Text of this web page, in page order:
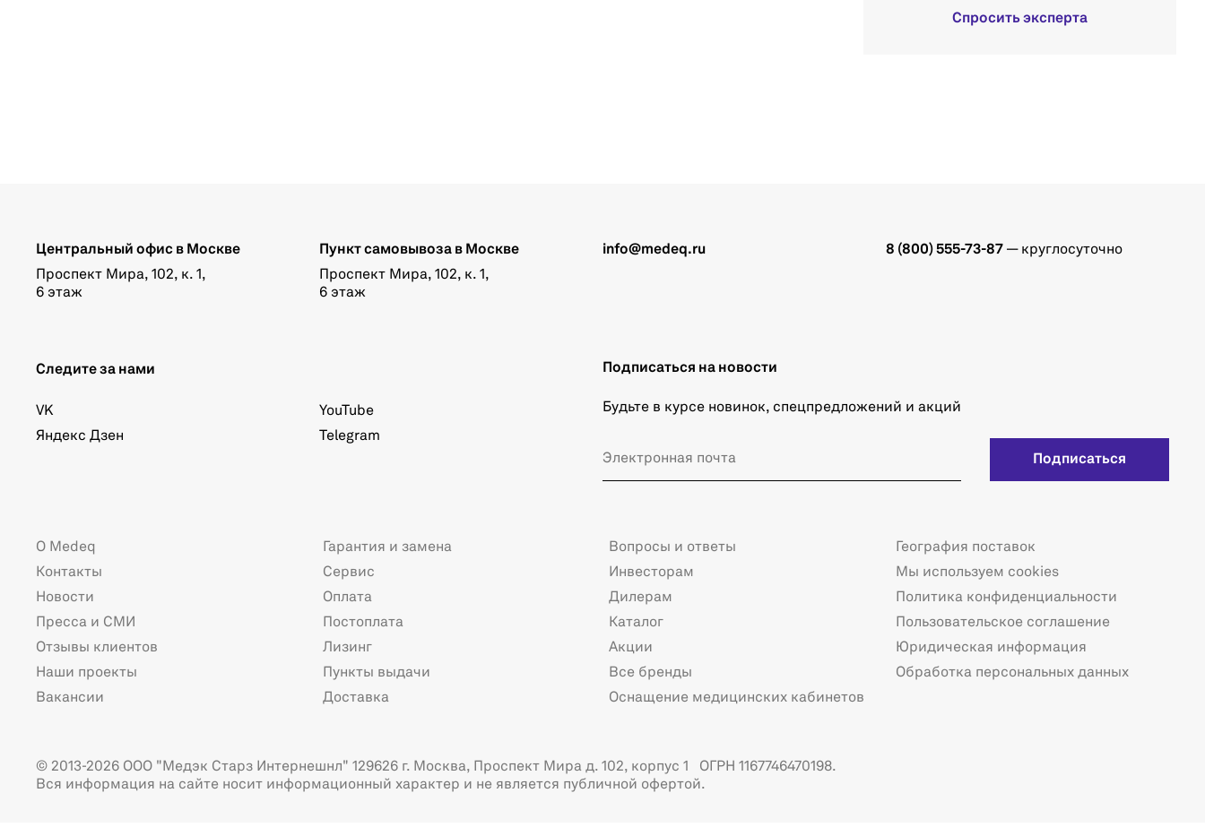
Спросить эксперта
info@medeq.ru 8 (800) 555-73-87 — круглосуточно
Центральный офис в Москве
Проспект Мира, 102, к. 1,
6 этаж
Пункт самовывоза в Москве
Проспект Мира, 102, к. 1,
6 этаж
Следите за нами
VK
Яндекс Дзен
YouTube
Telegram
Подписаться на новости
Будьте в курсе новинок, спецпредложений и акций
Подписаться
О Medeq
Контакты
Новости
Пресса и СМИ
Отзывы клиентов
Наши проекты
Вакансии
Гарантия и замена
Сервис
Оплата
Постоплата
Лизинг
Пункты выдачи
Доставка
Вопросы и ответы
Инвесторам
Дилерам
Каталог
Акции
Все бренды
Оснащение медицинских кабинетов
География поставок
Мы используем cookies
Политика конфиденциальности
Пользовательское соглашение
Юридическая информация
Обработка персональных данных
© 2013-2026 ООО "Медэк Старз Интернешнл" 129626 г. Москва, Проспект Мира д. 102, корпус 1 ОГРН 1167746470198.
Вся информация на сайте носит информационный характер и не является публичной офертой.